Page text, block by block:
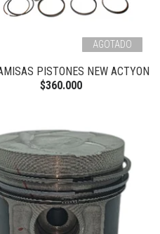
AGOTADO
PISTONES NEW ACTYON
$360.000